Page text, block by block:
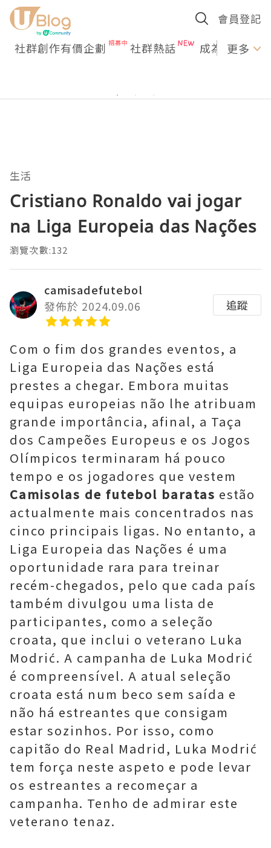
會員登記
社群創作有價企劃 社群熱話 成為U更多
生活
Cristiano Ronaldo vai jogar
na Liga Europeia das Nações
瀏覽次數:132
camisadefutebol
發佈於 2024.09.06
追蹤
Com o fim dos grandes eventos, a
Liga Europeia das Nações está
prestes a chegar. Embora muitas
equipas europeias não lhe atribuam
grande importância, afinal, a Taça
dos Campeões Europeus e os Jogos
Olímpicos terminaram há pouco
tempo e os jogadores que vestem
Camisolas de futebol baratas estão
actualmente mais concentrados nas
cinco principais ligas. No entanto, a
Liga Europeia das Nações é uma
oportunidade rara para treinar
recém-chegados, pelo que cada país
também divulgou uma lista de
participantes, como a seleção
croata, que inclui o veterano Luka
Modrić. A campanha de Luka Modrić
é compreensível. A atual seleção
croata está num beco sem saída e
não há estreantes que consigam
estar sozinhos. Por isso, como
capitão do Real Madrid, Luka Modrić
tem força neste aspeto e pode levar
os estreantes a recomeçar a
campanha. Tenho de admirar este
veterano tenaz.